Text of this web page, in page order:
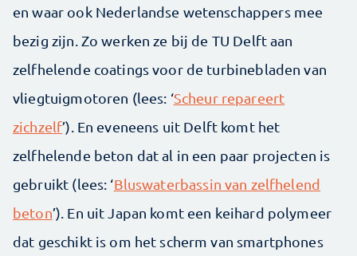
en waar ook Nederlandse wetenschappers mee
bezig zijn. Zo werken ze bij de TU Delft aan
zelfhelende coatings voor de turbinebladen van
vliegtuigmotoren (lees: ‘Scheur repareert
zichzelf’). En eveneens uit Delft komt het
zelfhelende beton dat al in een paar projecten is
gebruikt (lees: ‘Bluswaterbassin van zelfhelend
beton’). En uit Japan komt een keihard polymeer
dat geschikt is om het scherm van smartphones